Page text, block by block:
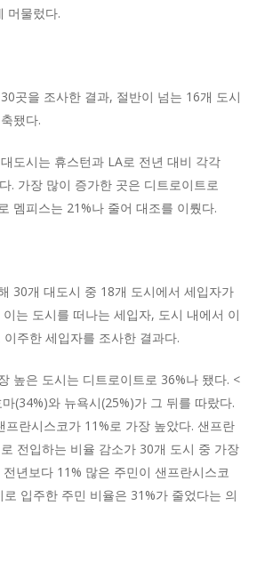
머물렀다.
곳을 조사한 결과, 절반이 넘는 16개 도시
됐다.
도시는 휴스턴과 LA로 전년 대비 각각
. 가장 많이 증가한 곳은 디트로이트로
멤피스는 21%나 줄어 대조를 이뤘다.
30개 대도시 중 18개 도시에서 세입자가
는 도시를 떠나는 세입자, 도시 내에서 이
주한 세입자를 조사한 결과다.
높은 도시는 디트로이트로 36%나 됐다. <
(34%)와 뉴욕시(25%)가 그 뒤를 따랐다.
프란시스코가 11%로 가장 높았다. 샌프란
전입하는 비율 감소가 30개 도시 중 가장
년보다 11% 많은 주민이 샌프란시스코
입주한 주민 비율은 31%가 줄었다는 의